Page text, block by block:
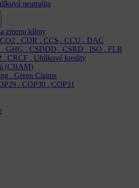
neutralita
zmenu klímy
. CDR . CCS . CCU . DAC
GHG . CSDDD . CSRD . ISO . FLR
. CRCF . Uhlíkové kredity
(CBAM)
. Green Claims
. COP30 . COP31